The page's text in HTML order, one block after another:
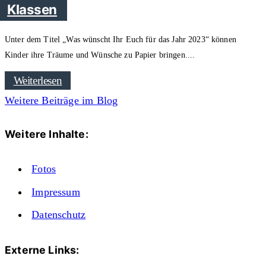
Klassen
Unter dem Titel „Was wünscht Ihr Euch für das Jahr 2023“ können
Kinder ihre Träume und Wünsche zu Papier bringen.
Weiterlesen
Weitere Beiträge im Blog
Weitere Inhalte:
Fotos
Impressum
Datenschutz
Externe Links: